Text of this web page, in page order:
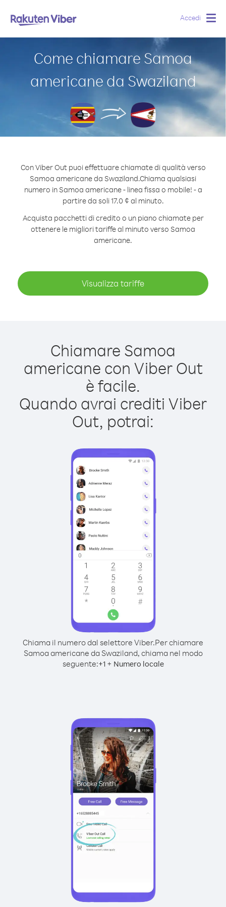
Accedi
Come chiamare Samoa
americane da Swaziland
Con Viber Out puoi effettuare chiamate di qualità verso
Samoa americane da Swaziland.Chiama qualsiasi
numero in Samoa americane - linea fissa o mobile! - a
partire da soli 17.0 ¢ al minuto.
Acquista pacchetti di credito o un piano chiamate per
ottenere le migliori tariffe al minuto verso Samoa
americane.
Visualizza tariffe
Chiamare Samoa
americane con Viber Out
è facile.
Quando avrai crediti Viber
Out, potrai:
Chiama il numero dal selettore Viber.Per chiamare
Samoa americane da Swaziland, chiama nel modo
seguente:+1+ Numero locale